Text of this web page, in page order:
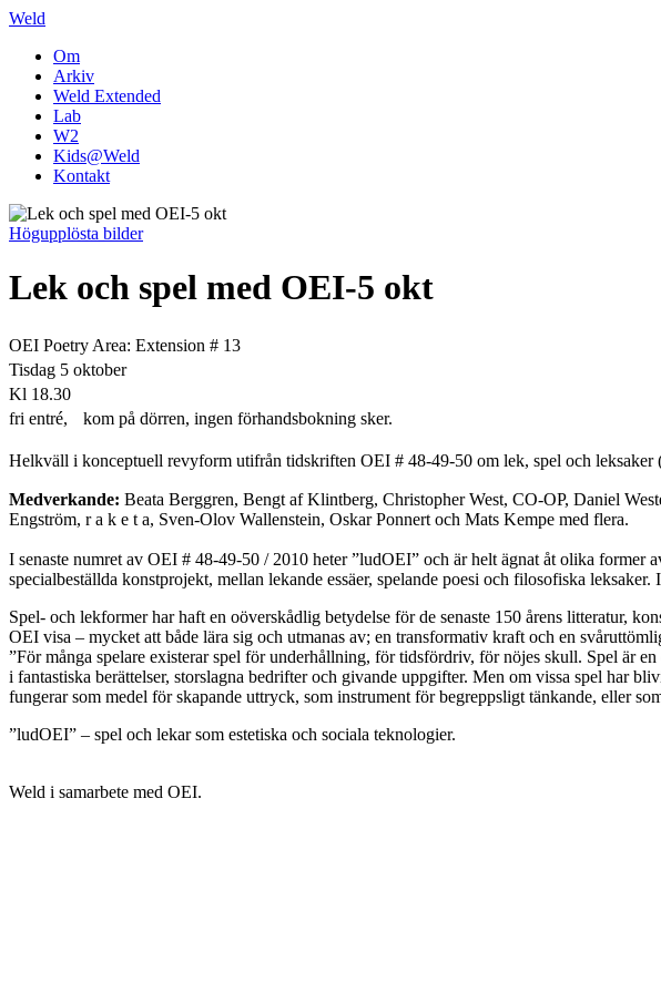
Weld
Om
Arkiv
Weld Extended
Lab
W2
Kids@Weld
Kontakt
Högupplösta bilder
Lek och spel med OEI-5 okt
OEI Poetry Area: Extension # 13
Tisdag 5 oktober
Kl 18.30
fri entré, kom på dörren, ingen förhandsbokning sker.
Helkväll i konceptuell revyform utifrån tidskriften OEI # 48-49-50 om lek, spel och
Medverkande: Beata Berggren, Bengt af Klintberg, Christopher West, CO-OP, Daniel
Engström, r a k e t a, Sven-Olov Wallenstein, Oskar Ponnert och Mats Kempe med flera.
I senaste numret av OEI # 48-49-50 / 2010 heter ”ludOEI” och är helt ägnat åt olika
specialbeställda konstprojekt, mellan lekande essäer, spelande poesi och filosofiska
Spel- och lekformer har haft en oöverskådlig betydelse för de senaste 150 årens litteratur,
OEI visa – mycket att både lära sig och utmanas av; en transformativ kraft och en
”För många spelare existerar spel för underhållning, för tidsfördriv, för nöjes skull. Spel är
i fantastiska berättelser, storslagna bedrifter och givande uppgifter. Men om vissa spel har
fungerar som medel för skapande uttryck, som instrument för begreppsligt tänkande, eller
”ludOEI” – spel och lekar som estetiska och sociala teknologier.
Weld i samarbete med OEI.